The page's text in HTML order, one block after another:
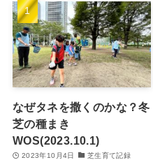
なぜタネを撒くのかな？冬
芝の種まき
WOS(2023.10.1)
2023年10月4日 芝生育て記録